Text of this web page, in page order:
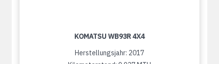
KOMATSU WB93R 4X4
Herstellungsjahr: 2017